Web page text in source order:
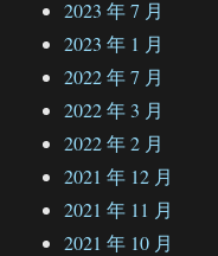
2023 年 7 月
2023 年 1 月
2022 年 7 月
2022 年 3 月
2022 年 2 月
2021 年 12 月
2021 年 11 月
2021 年 10 月